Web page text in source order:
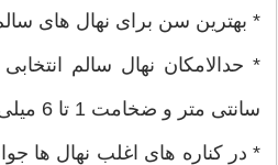
* بهترین سن برای نهال های سالم 1 تا 2 سال
سانتی متر و ضخامت 1 تا 6 میلی متر باشد.
* در کناره های اغلب نهال ها